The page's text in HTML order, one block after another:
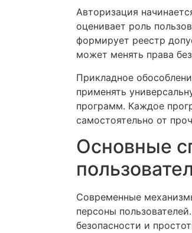
Авторизация
оценивает роль
формирует реестр
может менять права
Прикладное
применять
программ. Каждое
самостоятельно от
Основные
Современные
персоны
безопасности и